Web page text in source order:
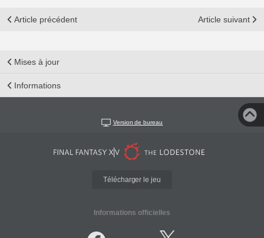
Article précédent Article suivant
Mises à jour
Informations
Version de bureau
Télécharger le jeu
Informations officielles